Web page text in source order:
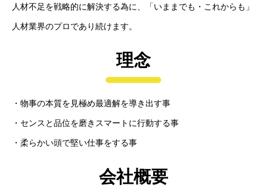
人材不足を戦略的に解決する為に、「いままでも・これからも」
人材業界のプロであり続けます。
理念
・物事の本質を見極め最適解を導き出す事
・センスと品位を磨きスマートに行動する事
・柔らかい頭で堅い仕事をする事
会社概要